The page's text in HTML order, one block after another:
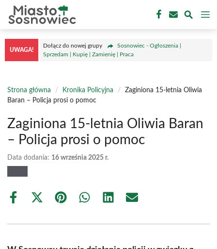
Przejdź
treści
UWAGA!
Dołącz do nowej grupy
Sosnowiec - Ogłoszenia |
Sprzedam | Kupię | Zamienię | Praca
Strona główna / Kronika Policyjna /
Zaginiona 15-letnia Oliwia
Baran – Policja prosi o pomoc
Zaginiona 15-letnia Oliwia Baran
– Policja prosi o pomoc
Data dodania: 16 września 2025 r.
Share
Share
(Twitter)
Share Share Share Share